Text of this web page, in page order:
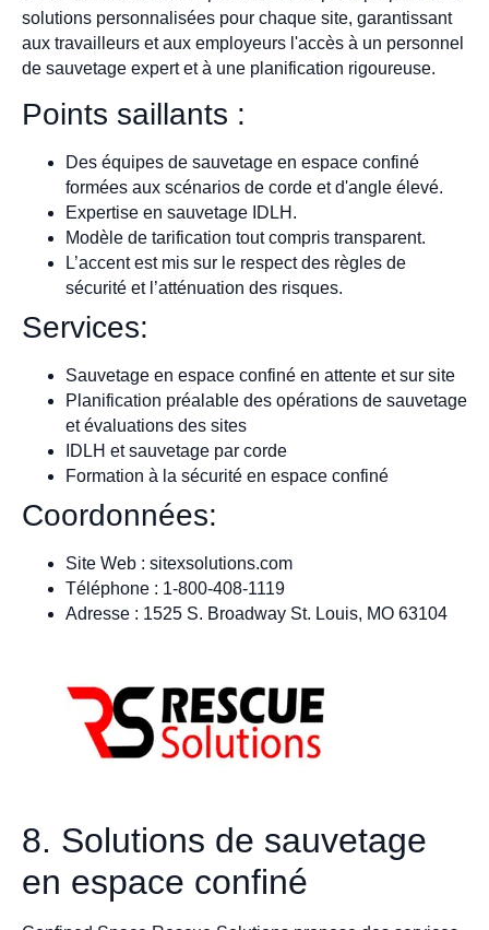
solutions personnalisées pour chaque site, garantissant
aux travailleurs et aux employeurs l'accès à un personnel
de sauvetage expert et à une planification rigoureuse.
Points saillants :
Des équipes de sauvetage en espace confiné
formées aux scénarios de corde et d'angle élevé.
Expertise en sauvetage IDLH.
Modèle de tarification tout compris transparent.
L’accent est mis sur le respect des règles de
sécurité et l’atténuation des risques.
Services:
Sauvetage en espace confiné en attente et sur site
Planification préalable des opérations de sauvetage
et évaluations des sites
IDLH et sauvetage par corde
Formation à la sécurité en espace confiné
Coordonnées:
Site Web : sitexsolutions.com
Téléphone : 1-800-408-1119
Adresse : 1525 S. Broadway St. Louis, MO 63104
8. Solutions de sauvetage
en espace confiné